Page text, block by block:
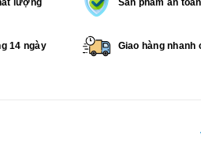
14 ngày Giao hàng nhanh